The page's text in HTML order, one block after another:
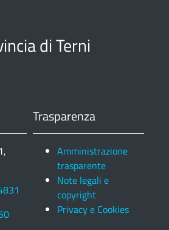
di Terni
Trasparenza
Amministrazione
trasparente
Note legali e
copyright
Privacy e Cookies